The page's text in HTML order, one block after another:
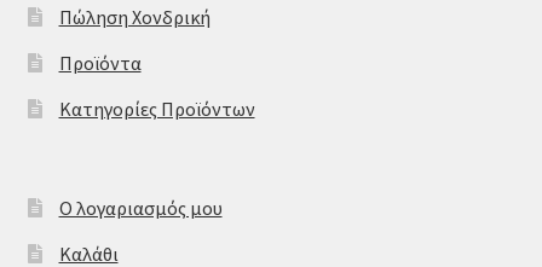
Πώληση Χονδρική
Προϊόντα
Κατηγορίες Προϊόντων
Ο λογαριασμός μου
Καλάθι